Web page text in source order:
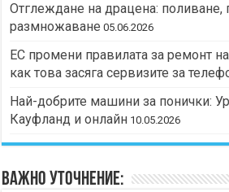
Отглеждане на драцена: поливане,
размножаване 05.06.2026
ЕС промени правилата за ремонт
как това засяга сервизите за
Най-добрите машини за понички:
Кауфланд и онлайн 10.05.2026
Важно уточнение: